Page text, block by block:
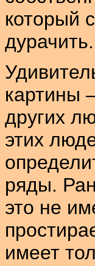
который
дурачить.
картины
других
этих
ряды.
это не
имеет